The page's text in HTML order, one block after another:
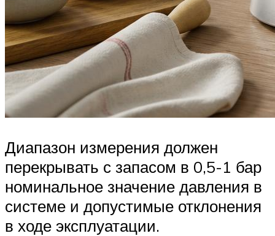
Диапазон измерения должен
перекрывать с запасом в 0,5-1 бар
номинальное значение давления в
системе и допустимые отклонения
в ходе эксплуатации.